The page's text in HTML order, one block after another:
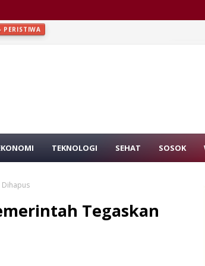
Polda Sumut, Masih Diruang Wassidik
TEKNOLOGI SEHAT SOSOK
Dihapus
Tegaskan